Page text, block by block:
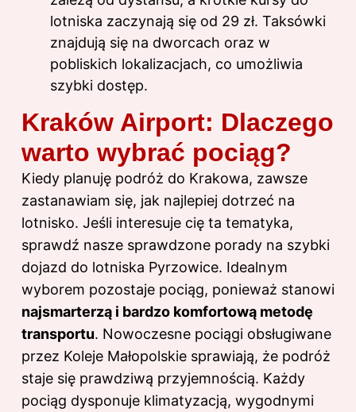
lotniska zaczynają się od 29 zł. Taksówki
znajdują się na dworcach oraz w
pobliskich lokalizacjach, co umożliwia
szybki dostęp.
Kraków Airport: Dlaczego
warto wybrać pociąg?
Kiedy planuję podróż do Krakowa, zawsze
zastanawiam się, jak najlepiej dotrzeć na
lotnisko. Jeśli interesuje cię ta tematyka,
sprawdź nasze sprawdzone porady na szybki
dojazd do lotniska Pyrzowice. Idealnym
wyborem pozostaje pociąg, ponieważ stanowi
najsmarterzą i bardzo komfortową metodę
transportu. Nowoczesne pociągi obsługiwane
przez Koleje Małopolskie sprawiają, że podróż
staje się prawdziwą przyjemnością. Każdy
pociąg dysponuje klimatyzacją, wygodnymi